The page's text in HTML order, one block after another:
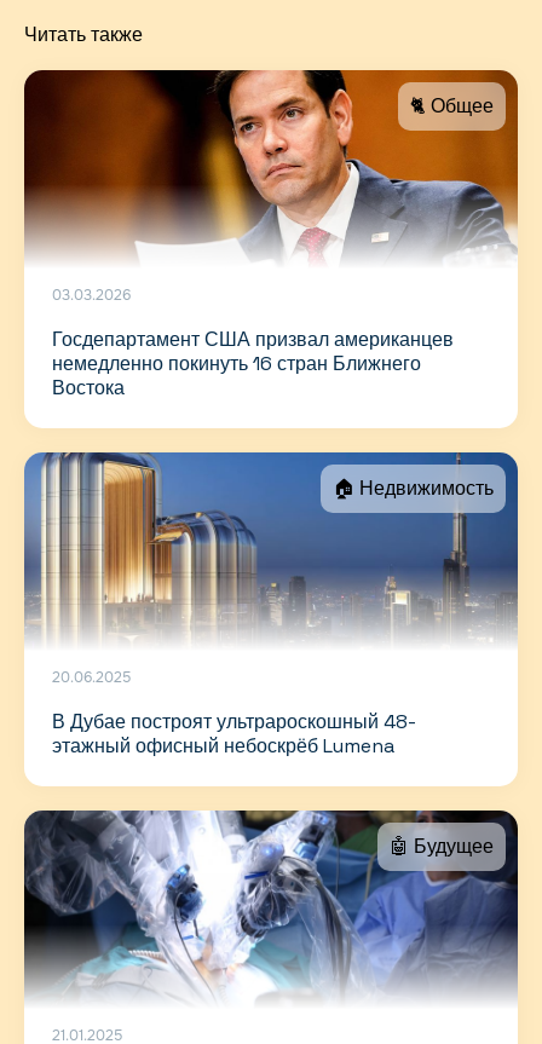
Читать также
🐈 Общее
03.03.2026
Госдепартамент США призвал американцев
немедленно покинуть 16 стран Ближнего
Востока
🏠 Недвижимость
20.06.2025
В Дубае построят ультрароскошный 48-
этажный офисный небоскрёб Lumena
🤖 Будущее
21.01.2025